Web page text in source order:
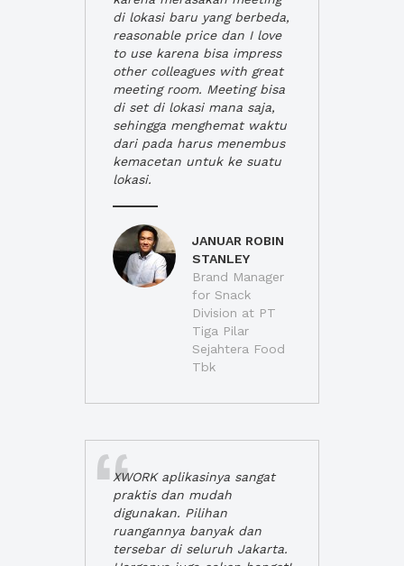
di lokasi baru yang berbeda,
reasonable price dan I love
to use karena bisa impress
other colleagues with great
meeting room. Meeting bisa
di set di lokasi mana saja,
sehingga menghemat waktu
dari pada harus menembus
kemacetan untuk ke suatu
lokasi.
JANUAR ROBIN
STANLEY
Brand Manager
for Snack
Division at PT
Tiga Pilar
Sejahtera Food
Tbk
XWORK aplikasinya sangat
praktis dan mudah
digunakan. Pilihan
ruangannya banyak dan
tersebar di seluruh Jakarta.